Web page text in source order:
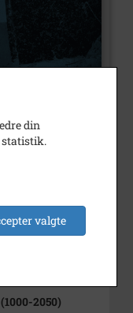
2050)
din
statistik.
valgte